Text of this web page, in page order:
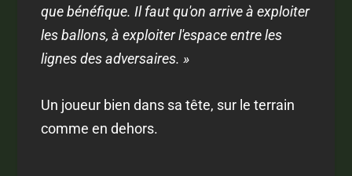
que bénéfique. Il faut qu'on arrive à exploiter
les ballons, à exploiter l'espace entre les
lignes des adversaires. »
Un joueur bien dans sa tête, sur le terrain
comme en dehors.